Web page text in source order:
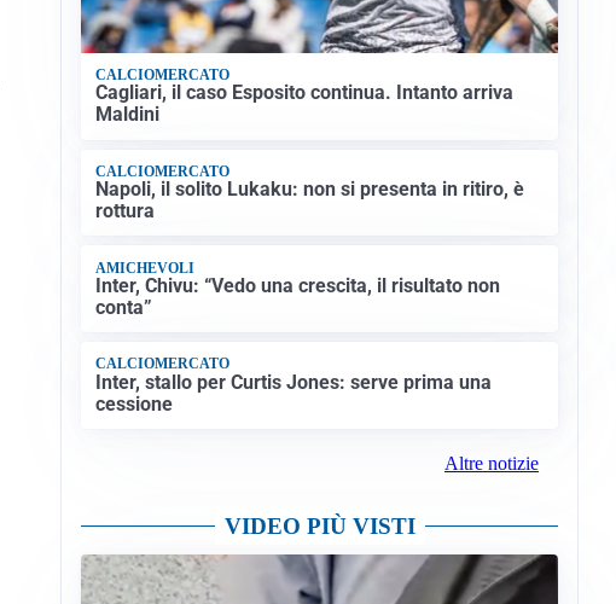
CALCIOMERCATO
Cagliari, il caso Esposito continua. Intanto arriva
Maldini
CALCIOMERCATO
Napoli, il solito Lukaku: non si presenta in ritiro, è
rottura
AMICHEVOLI
Inter, Chivu: “Vedo una crescita, il risultato non
conta”
CALCIOMERCATO
Inter, stallo per Curtis Jones: serve prima una
cessione
Altre notizie
VIDEO PIÙ VISTI